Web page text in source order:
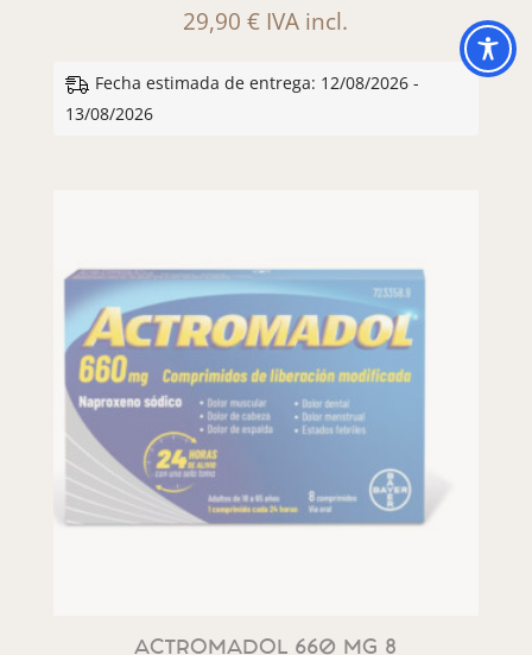
29,90€ IVA incl.
Fecha estimada de entrega: 12/08/2026 -
13/08/2026
ACTROMADOL 660 MG 8